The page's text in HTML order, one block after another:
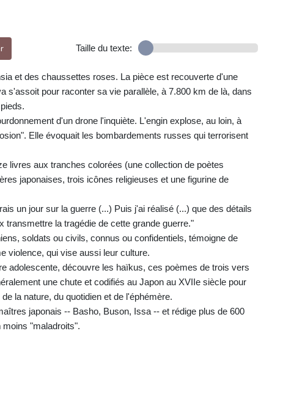
Taille du texte:
et des chaussettes roses. La pièce est recouverte d'une
s'assoit pour raconter sa vie parallèle, à 7.800 km de là, dans
d'un drone l'inquiète. L'engin explose, au loin, à
Elle évoquait les bombardements russes qui terrorisent
livres aux tranches colorées (une collection de poètes
japonaises, trois icônes religieuses et une figurine de
un jour sur la guerre (...) Puis j'ai réalisé (...) que des détails
transmettre la tragédie de cette grande guerre."
soldats ou civils, connus ou confidentiels, témoigne de
violence, qui vise aussi leur culture.
adolescente, découvre les haïkus, ces poèmes de trois vers
une chute et codifiés au Japon au XVIIe siècle pour
la nature, du quotidien et de l'éphémère.
japonais -- Basho, Buson, Issa -- et rédige plus de 600
"maladroits".